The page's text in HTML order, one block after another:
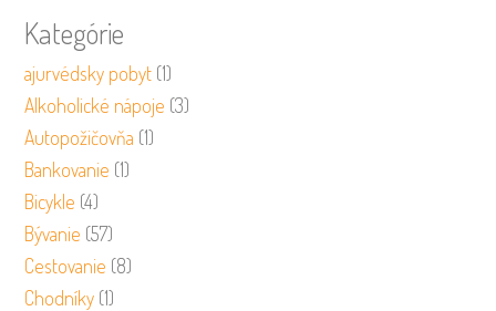
Kategórie
ajurvédsky pobyt (1)
Alkoholické nápoje (3)
Autopožičovňa (1)
Bankovanie (1)
Bicykle (4)
Bývanie (57)
Cestovanie (8)
Chodníky (1)